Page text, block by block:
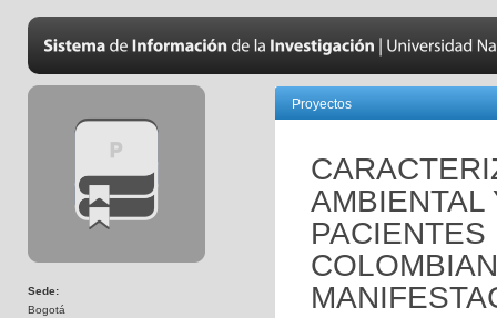
Sede:
Bogotá
Proyectos
AMBIENTAL